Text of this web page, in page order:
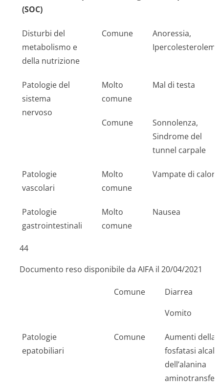
(SOC)
Disturbi del
metabolismo e
della nutrizione
Comune
Anoressia,
Patologie del
sistema
nervoso
Molto
comune
Mal di testa
Comune
Sonnolenza,
Sindrome del
tunnel carpale
Patologie
vascolari
Molto
comune
Vampate di calore
Patologie
gastrointestinali
Molto
comune
Nausea
44
Documento reso disponibile da AIFA il 20/04/2021
Comune
Diarrea
Vomito
Patologie
epatobiliari
Comune
Aumenti della
fosfatasi
dell’alanina